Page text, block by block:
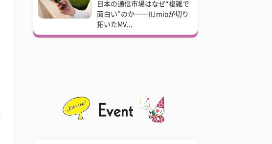
日本の通信市場はなぜ“複雑で
面白い”のか──IIJmioが切り
拓いたMV...